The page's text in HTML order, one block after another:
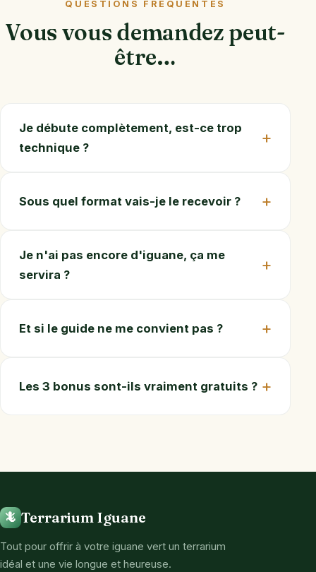
QUESTIONS FRÉQUENTES
Vous vous demandez peut-
être…
Je débute complètement, est-ce trop
technique ?
Sous quel format vais-je le recevoir ?
Je n'ai pas encore d'iguane, ça me
servira ?
Et si le guide ne me convient pas ?
Les 3 bonus sont-ils vraiment gratuits ?
🦎 Terrarium Iguane
Tout pour offrir à votre iguane vert un terrarium
idéal et une vie longue et heureuse.